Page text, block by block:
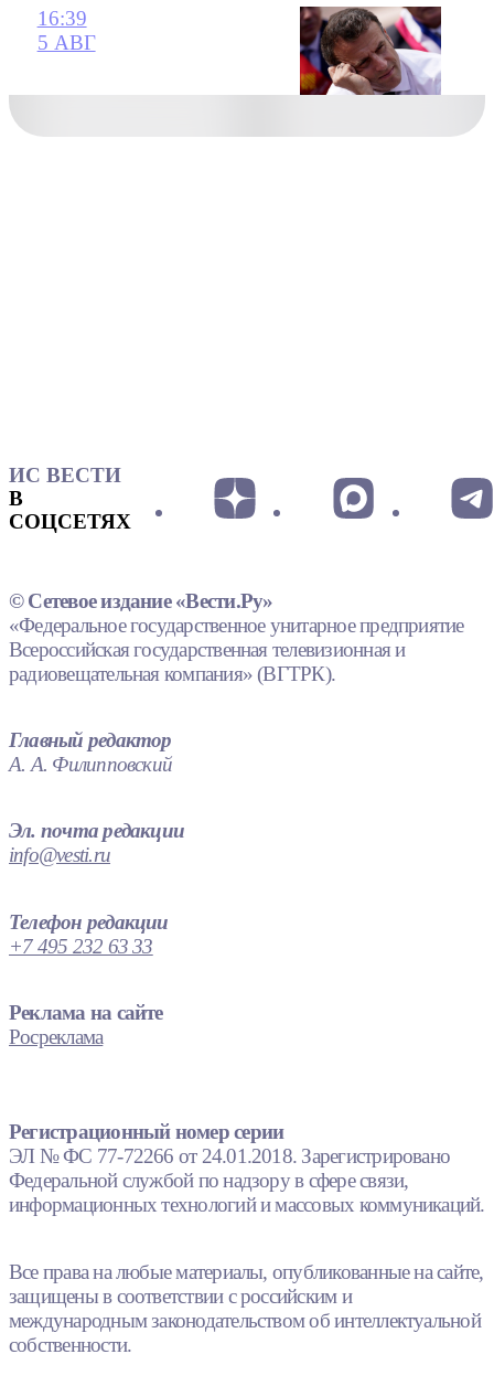
16:39
5 АВГ
ИС ВЕСТИ
В
СОЦСЕТЯХ
© Сетевое издание «Вести.Ру»
«Федеральное государственное унитарное предприятие
Всероссийская государственная телевизионная и
радиовещательная компания» (ВГТРК).
Главный редактор
А. А. Филипповский
Эл. почта редакции
info@vesti.ru
Телефон редакции
+7 495 232 63 33
Реклама на сайте
Росреклама
Регистрационный номер серии
ЭЛ № ФС 77-72266 от 24.01.2018. Зарегистрировано
Федеральной службой по надзору в сфере связи,
информационных технологий и массовых коммуникаций.
Все права на любые материалы, опубликованные на сайте,
защищены в соответствии с российским и
международным законодательством об интеллектуальной
собственности.